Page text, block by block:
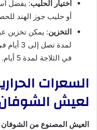
اختيار الحليب: يفضل
أو حليب جوز الهند
التخزين: يمكن تخزين
لمدة
في الثلاجة لمدة 5 أيام.
السعرات
لعيش الشوفان
العيش المصنوع من الشوفان